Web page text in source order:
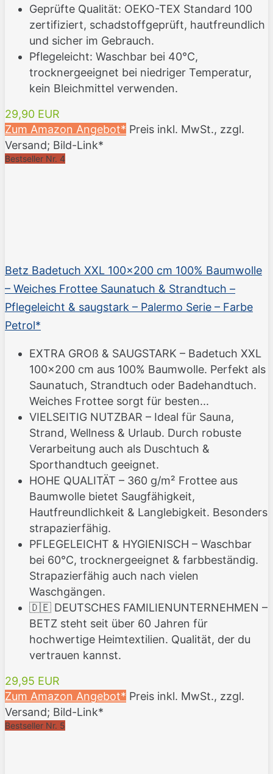
Geprüfte Qualität: OEKO-TEX Standard 100
zertifiziert, schadstoffgeprüft, hautfreundlich
und sicher im Gebrauch.
Pflegeleicht: Waschbar bei 40°C,
trocknergeeignet bei niedriger Temperatur,
kein Bleichmittel verwenden.
29,90 EUR
Zum Amazon Angebot* Preis inkl. MwSt., zzgl.
Versand; Bild-Link*
Bestseller Nr. 4
Betz Badetuch XXL 100x200 cm 100% Baumwolle
– Weiches Frottee Saunatuch & Strandtuch –
Pflegeleicht & saugstark – Palermo Serie – Farbe
Petrol*
EXTRA GROß & SAUGSTARK – Badetuch XXL
100x200 cm aus 100% Baumwolle. Perfekt als
Saunatuch, Strandtuch oder Badehandtuch.
Weiches Frottee sorgt für besten...
VIELSEITIG NUTZBAR – Ideal für Sauna,
Strand, Wellness & Urlaub. Durch robuste
Verarbeitung auch als Duschtuch &
Sporthandtuch geeignet.
HOHE QUALITÄT – 360 g/m² Frottee aus
Baumwolle bietet Saugfähigkeit,
Hautfreundlichkeit & Langlebigkeit. Besonders
strapazierfähig.
PFLEGELEICHT & HYGIENISCH – Waschbar
bei 60°C, trocknergeeignet & farbbeständig.
Strapazierfähig auch nach vielen
Waschgängen.
🇩🇪 DEUTSCHES FAMILIENUNTERNEHMEN –
BETZ steht seit über 60 Jahren für
hochwertige Heimtextilien. Qualität, der du
vertrauen kannst.
29,95 EUR
Zum Amazon Angebot* Preis inkl. MwSt., zzgl.
Versand; Bild-Link*
Bestseller Nr. 5